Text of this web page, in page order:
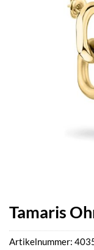
Tamaris
Artikelnummer: